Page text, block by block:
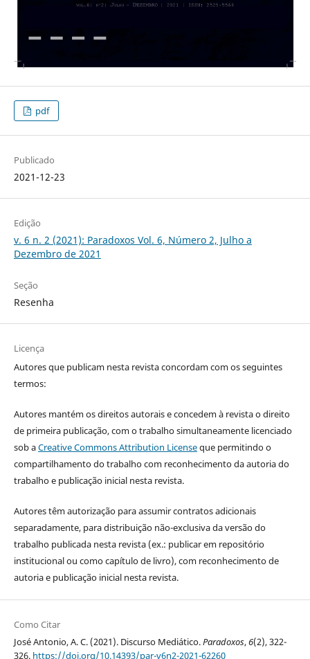
pdf
Publicado
2021-12-23
Edição
v. 6 n. 2 (2021): Paradoxos Vol. 6, Número 2, Julho a
Dezembro de 2021
Seção
Resenha
Licença
Autores que publicam nesta revista concordam com os seguintes
termos:
Autores mantém os direitos autorais e concedem à revista o direito
de primeira publicação, com o trabalho simultaneamente licenciado
sob aCreative Commons Attribution Licenseque permitindo o
compartilhamento do trabalho com reconhecimento da autoria do
trabalho e publicação inicial nesta revista.
Autores têm autorização para assumir contratos adicionais
separadamente, para distribuição não-exclusiva da versão do
trabalho publicada nesta revista (ex.: publicar em repositório
institucional ou como capítulo de livro), com reconhecimento de
autoria e publicação inicial nesta revista.
Como Citar
José Antonio, A. C. (2021). Discurso Mediático.Paradoxos,6(2), 322-
326. https://doi.org/10.14393/par-v6n2-2021-62260